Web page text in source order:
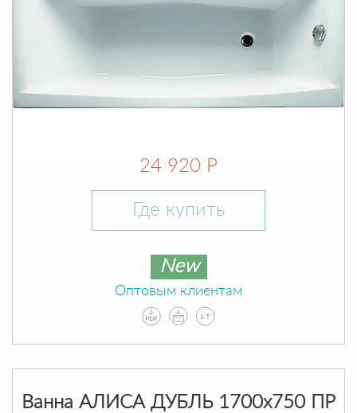
24 920 Р
Где купить
New
Оптовым клиентам
Ванна АЛИСА ДУБЛЬ 1700х750 ПР